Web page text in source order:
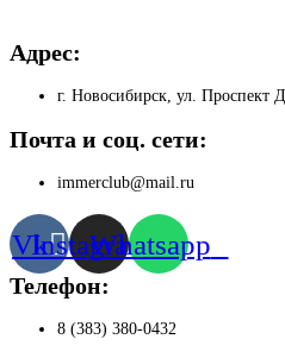
Адрес:
г. Новосибирск, ул. Проспект
Почта и соц. сети:
immerclub@mail.ru
VkInstagramWhatsapp
Телефон:
8 (383) 380-0432